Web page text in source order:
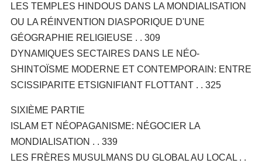
LES TEMPLES HINDOUS DANS LA MONDIALISATION
OU LA RÉINVENTION DIASPORIQUE D'UNE
GÉOGRAPHIE RELIGIEUSE . . 309
DYNAMIQUES SECTAIRES DANS LE NÉO-
SHINTOÏSME MODERNE ET CONTEMPORAIN: ENTRE
SCISSIPARITE ETSIGNIFIANT FLOTTANT . . 325
SIXIÈME PARTIE
ISLAM ET NÉOPAGANISME: NÉGOCIER LA
MONDIALISATION . . 339
LES FRÈRES MUSULMANS DU GLOBAL AU LOCAL . .